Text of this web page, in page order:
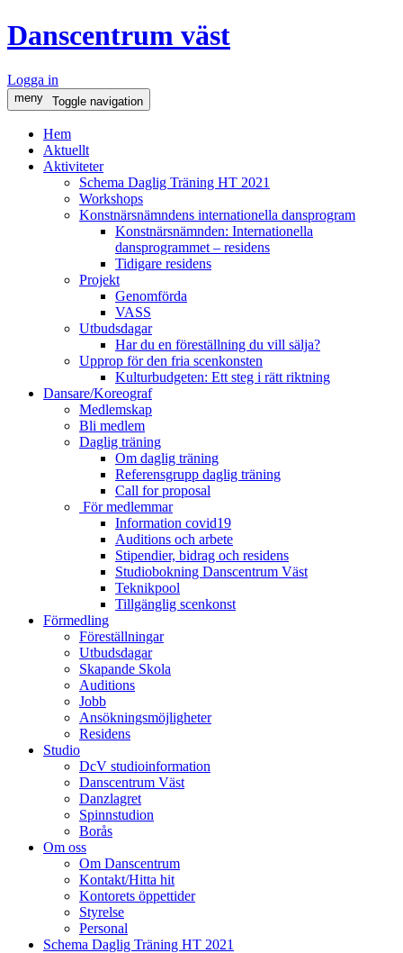
Danscentrum väst
Logga in
meny Toggle navigation
Hem
Aktuellt
Aktiviteter
Schema Daglig Träning HT 2021
Workshops
Konstnärsnämndens internationella dansprogram
Konstnärsnämnden: Internationella
dansprogrammet – residens
Tidigare residens
Projekt
Genomförda
VASS
Utbudsdagar
Har du en föreställning du vill sälja?
Upprop för den fria scenkonsten
Kulturbudgeten: Ett steg i rätt riktning
Dansare/Koreograf
Medlemskap
Bli medlem
Daglig träning
Om daglig träning
Referensgrupp daglig träning
Call for proposal
För medlemmar
Information covid19
Auditions och arbete
Stipendier, bidrag och residens
Studiobokning Danscentrum Väst
Teknikpool
Tillgänglig scenkonst
Förmedling
Föreställningar
Utbudsdagar
Skapande Skola
Auditions
Jobb
Ansökningsmöjligheter
Residens
Studio
DcV studioinformation
Danscentrum Väst
Danzlagret
Spinnstudion
Borås
Om oss
Om Danscentrum
Kontakt/Hitta hit
Kontorets öppettider
Styrelse
Personal
Schema Daglig Träning HT 2021